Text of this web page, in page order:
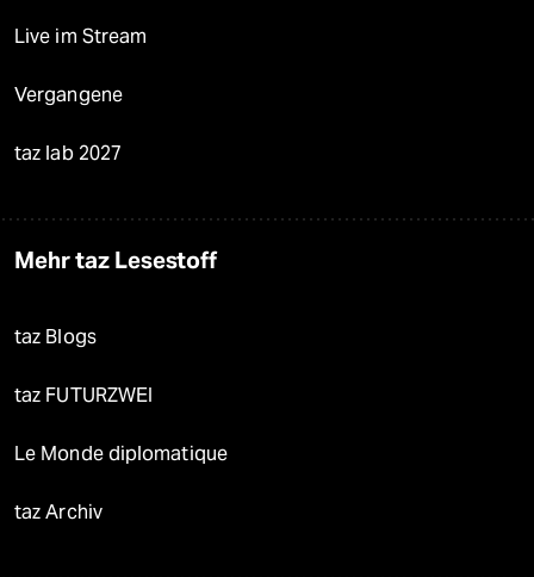
Live im Stream
Vergangene
taz lab 2027
Mehr taz Lesestoff
taz Blogs
taz FUTURZWEI
Le Monde diplomatique
taz Archiv